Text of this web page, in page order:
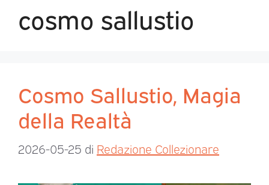
cosmo sallustio
Cosmo Sallustio, Magia
della Realtà
2026-05-25 di Redazione Collezionare